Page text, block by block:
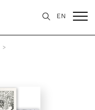
EN
>